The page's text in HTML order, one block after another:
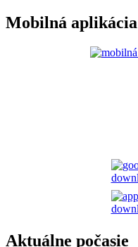
Mobilná aplikácia
Aktuálne počasie